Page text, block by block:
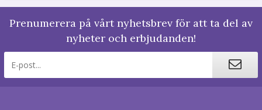
Prenumerera på vårt nyhetsbrev för att ta del av
nyheter och erbjudanden!